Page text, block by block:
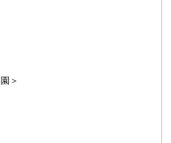
＞